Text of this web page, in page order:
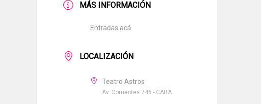
MÁS INFORMACIÓN
Entradas acá
LOCALIZACIÓN
Teatro Astros
Av. Corrientes 746 - CABA